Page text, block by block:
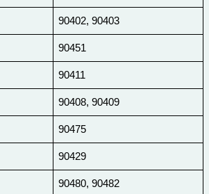
90402, 90403
90451
90411
90408, 90409
90475
90429
90480, 90482